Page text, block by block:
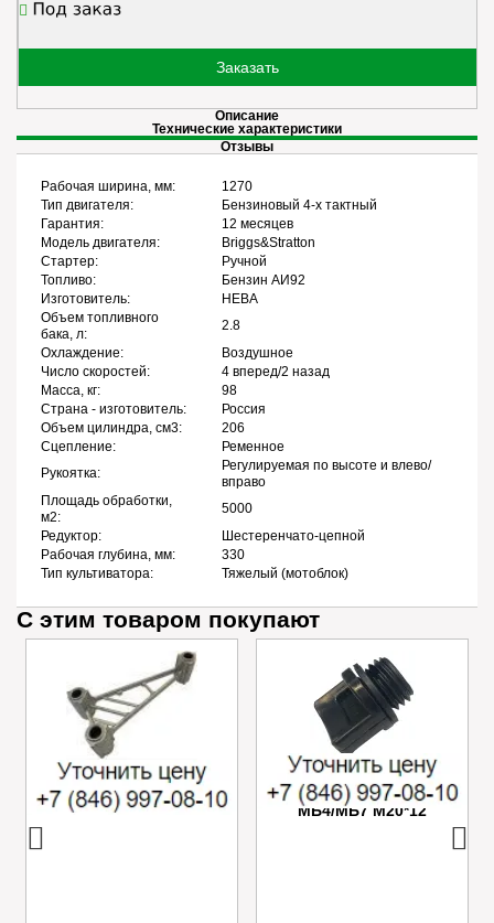
Заказать
Описание
Технические характеристики
Отзывы
Рабочая ширина, мм:
1270
Тип двигателя:
Бензиновый 4-х тактный
Гарантия:
12 месяцев
Модель двигателя:
Briggs&Stratton
Стартер:
Ручной
Топливо:
Бензин АИ92
Изготовитель:
НЕВА
Объем топливного
бака, л:
2.8
Охлаждение:
Воздушное
Число скоростей:
4 вперед/2 назад
Масса, кг:
98
Страна - изготовитель:
Россия
Объем цилиндра, см3:
206
Сцепление:
Ременное
Рукоятка:
Регулируемая по высоте и влево/
вправо
Площадь обработки,
м2:
5000
Редуктор:
Шестеренчато-цепной
Рабочая глубина, мм:
330
Тип культиватора:
Тяжелый (мотоблок)
С этим товаром покупают
Успокоитель цепи
Caiman VARIO
Пробка маслозаливного
отверстия редуктора
МБ4/МБ7 M20*12